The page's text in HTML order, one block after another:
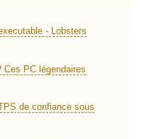
- Lobsters
PC légendaires
de confiance sous